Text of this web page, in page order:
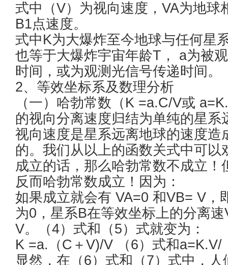
式中（V）为视向速度，VA为地球
B1点速度。
式中K为大爆炸至今地球与任何星
也等于大爆炸宇宙年龄T， a为被
时间，或为观测光信号传递时间。
2、等效坐标系及数理分析
（一）哈勃常数（K =a.C/V或
的视向分离速度归结为单纯的星
视向速度是星系远离地球的速度
的。我们从以上的函数关式中可
成立的话，那么哈勃常数不成立
反而哈勃常数成立！因为：
如果成立就会有 VA=0 和VB= V，
为0，星系B在等效坐标上的分离
V。（4）式和（5）式就变为：
K =a.（C＋V)/V （6）式和a=K.V/
显然，在（6）式和（7）式中，